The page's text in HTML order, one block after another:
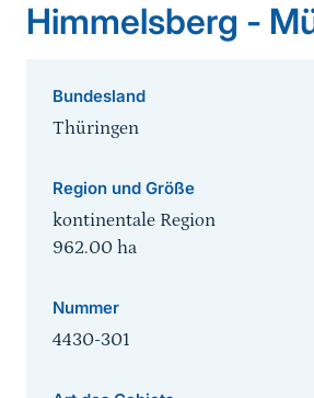
Himmelsberg -
Bundesland
Thüringen
Region und Größe
kontinentale Region
962.00 ha
Nummer
4430-301